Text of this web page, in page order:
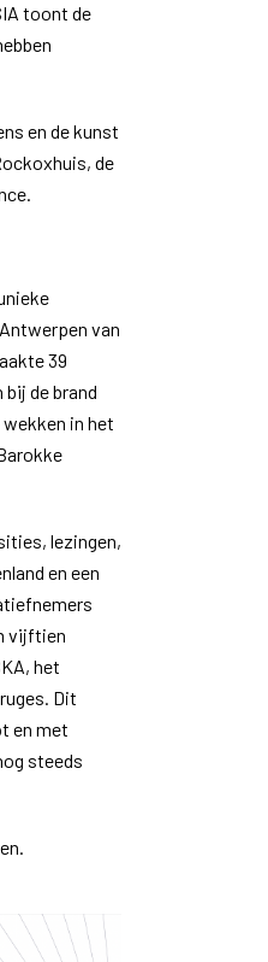
toont de
en de kunst
de
van
39
de brand
wekken in het
lezingen,
en een
vijftien
het
Dit
en met
steeds